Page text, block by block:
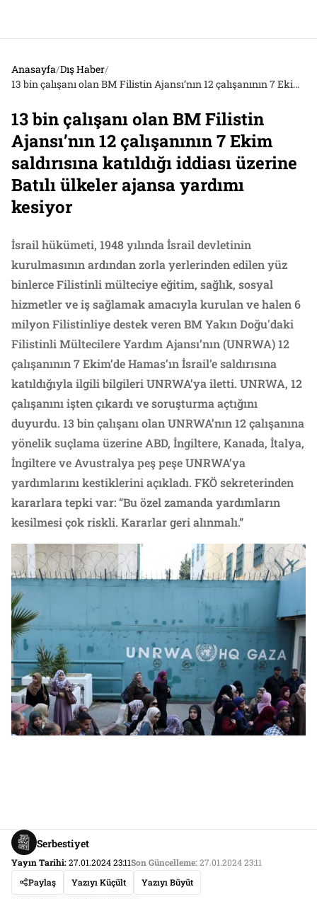
Anasayfa/Dış Haber/
13 bin çalışanı olan BM Filistin Ajansı’nın 12 çalışanının 7 Ekim saldırısına katıldığı iddiası üzerine Batılı ülkeler ajansa yardımı kesiyor
13 bin çalışanı olan BM Filistin
Ajansı’nın 12 çalışanının 7 Ekim
saldırısına katıldığı iddiası üzerine
Batılı ülkeler ajansa yardımı
kesiyor
İsrail hükümeti, 1948 yılında İsrail devletinin
kurulmasının ardından zorla yerlerinden edilen yüz
binlerce Filistinli mülteciye eğitim, sağlık, sosyal
hizmetler ve iş sağlamak amacıyla kurulan ve halen 6
milyon Filistinliye destek veren BM Yakın Doğu'daki
Filistinli Mültecilere Yardım Ajansı’nın (UNRWA) 12
çalışanının 7 Ekim’de Hamas’ın İsrail’e saldırısına
katıldığıyla ilgili bilgileri UNRWA’ya iletti. UNRWA, 12
çalışanını işten çıkardı ve soruşturma açtığını
duyurdu. 13 bin çalışanı olan UNRWA’nın 12 çalışanına
yönelik suçlama üzerine ABD, İngiltere, Kanada, İtalya,
İngiltere ve Avustralya peş peşe UNRWA’ya
yardımlarını kestiklerini açıkladı. FKÖ sekreterinden
kararlara tepki var: “Bu özel zamanda yardımların
kesilmesi çok riskli. Kararlar geri alınmalı.”
Serbestiyet
Yayın Tarihi:27.01.2024 23:11Son Güncelleme:27.01.2024 23:11
Paylaş
Yazıyı Küçült Yazıyı Büyüt